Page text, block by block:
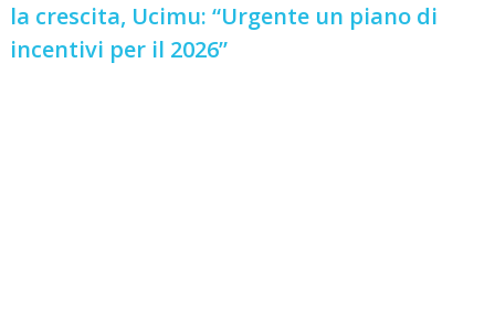
la crescita, Ucimu: “Urgente un piano di
incentivi per il 2026”